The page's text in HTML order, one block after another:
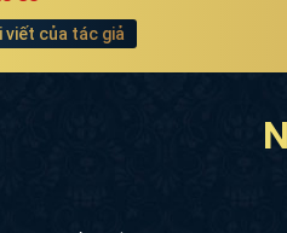
viết của tác giả